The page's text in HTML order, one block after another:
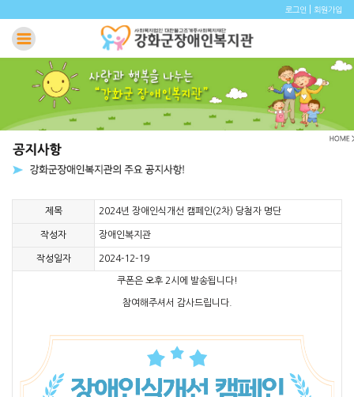
로그인 회원가입
제목 2024년 장애인식개선 캠페인(2차) 당첨자 명단
작성자 장애인복지관
작성일자 2024-12-19
쿠폰은 오후 2시에 발송됩니다!
참여해주셔서 감사드립니다.